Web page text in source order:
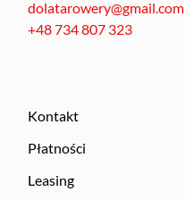
dolatarowery@gmail.com
+48 734 807 323
Kontakt
Płatności
Leasing